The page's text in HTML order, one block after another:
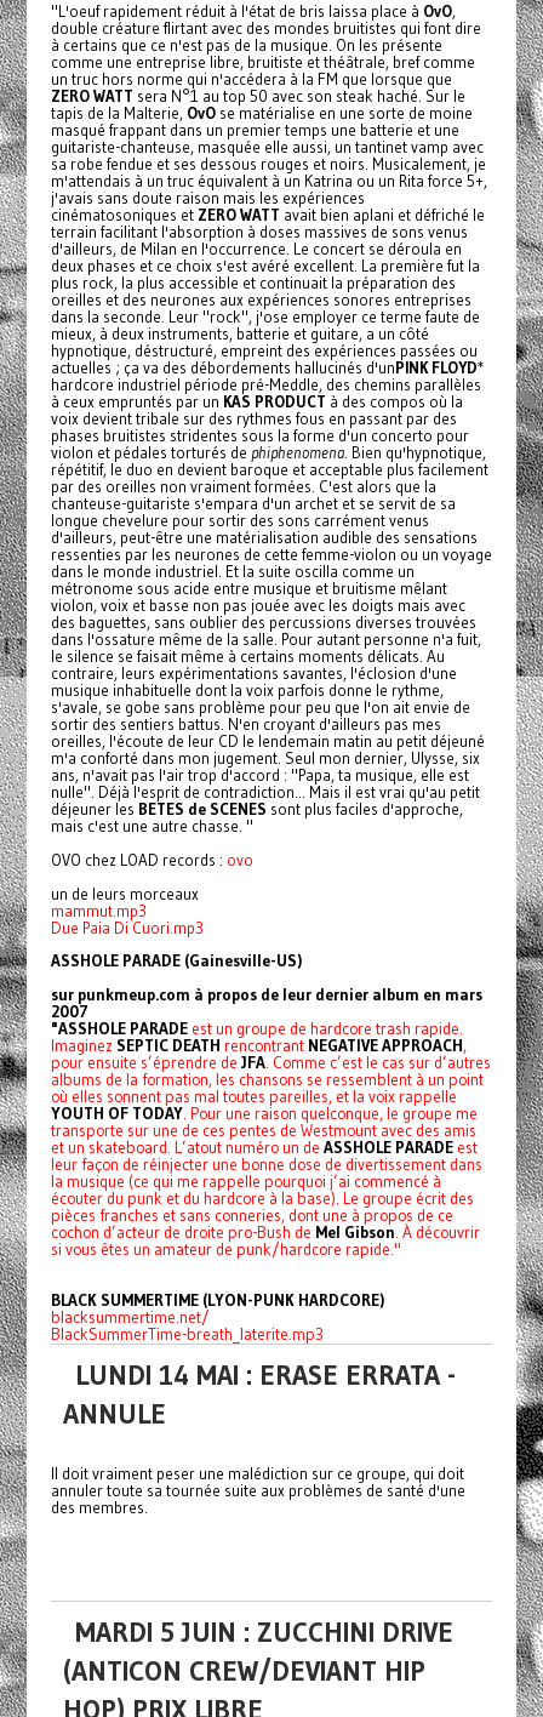
"L'oeuf rapidement réduit à l'état de bris laissa place à OvO,
double créature flirtant avec des mondes bruitistes qui font dire
à certains que ce n'est pas de la musique. On les présente
comme une entreprise libre, bruitiste et théâtrale, bref comme
un truc hors norme qui n'accédera à la FM que lorsque que
ZERO WATT sera N°1 au top 50 avec son steak haché. Sur le
tapis de la Malterie, OvOse matérialise en une sorte de moine
masqué frappant dans un premier temps une batterie et une
guitariste-chanteuse, masquée elle aussi, un tantinet vamp avec
sa robe fendue et ses dessous rouges et noirs. Musicalement, je
m'attendais à un truc équivalent à un Katrina ou un Rita force 5+,
j'avais sans doute raison mais les expériences
cinématosoniques et ZERO WATT avait bien aplani et défriché le
terrain facilitant l'absorption à doses massives de sons venus
d'ailleurs, de Milan en l'occurrence. Le concert se déroula en
deux phases et ce choix s'est avéré excellent. La première fut la
plus rock, la plus accessible et continuait la préparation des
oreilles et des neurones aux expériences sonores entreprises
dans la seconde. Leur "rock", j'ose employer ce terme faute de
mieux, à deux instruments, batterie et guitare, a un côté
hypnotique, déstructuré, empreint des expériences passées ou
actuelles ; ça va des débordements hallucinés d'unPINK FLOYD*
hardcore industriel période pré-Meddle, des chemins parallèles
à ceux empruntés par un KAS PRODUCT à des compos où la
voix devient tribale sur des rythmes fous en passant par des
phases bruitistes stridentes sous la forme d'un concerto pour
violon et pédales torturés de phiphenomena. Bien qu'hypnotique,
répétitif, le duo en devient baroque et acceptable plus facilement
par des oreilles non vraiment formées. C'est alors que la
chanteuse-guitariste s'empara d'un archet et se servit de sa
longue chevelure pour sortir des sons carrément venus
d'ailleurs, peut-être une matérialisation audible des sensations
ressenties par les neurones de cette femme-violon ou un voyage
dans le monde industriel. Et la suite oscilla comme un
métronome sous acide entre musique et bruitisme mêlant
violon, voix et basse non pas jouée avec les doigts mais avec
des baguettes, sans oublier des percussions diverses trouvées
dans l'ossature même de la salle. Pour autant personne n'a fuit,
le silence se faisait même à certains moments délicats. Au
contraire, leurs expérimentations savantes, l'éclosion d'une
musique inhabituelle dont la voix parfois donne le rythme,
s'avale, se gobe sans problème pour peu que l'on ait envie de
sortir des sentiers battus. N'en croyant d'ailleurs pas mes
oreilles, l'écoute de leur CD le lendemain matin au petit déjeuné
m'a conforté dans mon jugement. Seul mon dernier, Ulysse, six
ans, n'avait pas l'air trop d'accord : "Papa, ta musique, elle est
nulle". Déjà l'esprit de contradiction... Mais il est vrai qu'au petit
déjeuner les BETES de SCENES sont plus faciles d'approche,
mais c'est une autre chasse. "
OVO chez LOAD records : ovo
un de leurs morceaux
mammut.mp3
Due Paia Di Cuori.mp3
ASSHOLE PARADE (Gainesville-US)
sur punkmeup.com à propos de leur dernier album en mars
2007
"ASSHOLE PARADEest un groupe de hardcore trash rapide.
Imaginez SEPTIC DEATH rencontrant NEGATIVE APPROACH,
pour ensuite s’éprendre de JFA. Comme c’est le cas sur d’autres
albums de la formation, les chansons se ressemblent à un point
où elles sonnent pas mal toutes pareilles, et la voix rappelle
YOUTH OF TODAY. Pour une raison quelconque, le groupe me
transporte sur une de ces pentes de Westmount avec des amis
et un skateboard. L’atout numéro un de ASSHOLE PARADEest
leur façon de réinjecter une bonne dose de divertissement dans
la musique (ce qui me rappelle pourquoi j’ai commencé à
écouter du punk et du hardcore à la base). Le groupe écrit des
pièces franches et sans conneries, dont une à propos de ce
cochon d’acteur de droite pro-Bush de Mel Gibson. À découvrir
si vous êtes un amateur de punk/hardcore rapide."
BLACK SUMMERTIME (LYON-PUNK HARDCORE)
blacksummertime.net/
BlackSummerTime-breath_laterite.mp3
LUNDI 14 MAI : ERASE ERRATA -
ANNULE
Il doit vraiment peser une malédiction sur ce groupe, qui doit
annuler toute sa tournée suite aux problèmes de santé d'une
des membres.
MARDI 5 JUIN : ZUCCHINI DRIVE
(ANTICON CREW/DEVIANT HIP
HOP) PRIX LIBRE